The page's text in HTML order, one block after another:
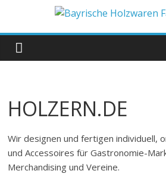
springen
Bayrische
Holzwaren
Fabrikation
HOLZERN.DE
Wir designen und fertigen individuell,
und Accessoires für Gastronomie-
Merchandising und Vereine.